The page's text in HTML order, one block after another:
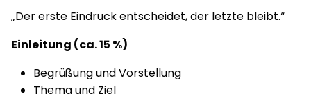
„Der erste Eindruck entscheidet, der letzte bleibt.“
Einleitung (ca. 15 %)
Begrüßung und Vorstellung
Thema und Ziel